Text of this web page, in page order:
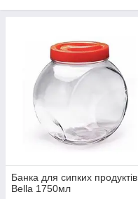
Банка для сипких продуктів
Bella 1750мл